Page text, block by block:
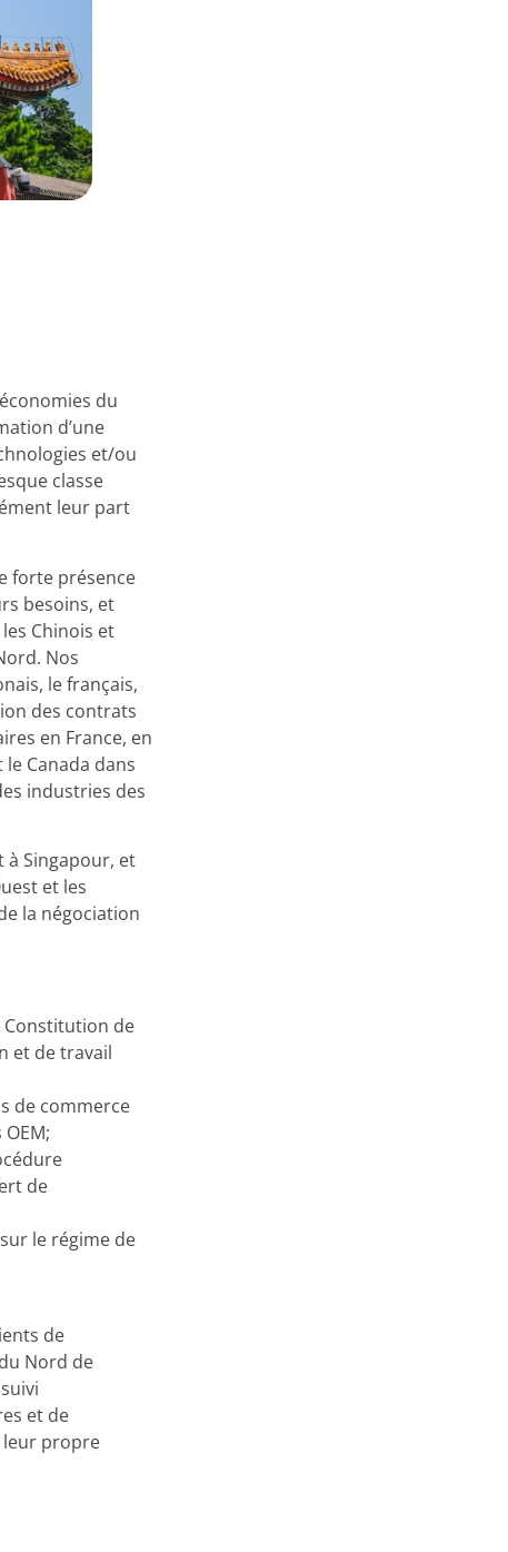
du
d’une
et/ou
classe
leur part
forte présence
besoins, et
Chinois et
Nos
le français,
des contrats
en France, en
Canada dans
industries des
à Singapour, et
et les
la négociation
Constitution de
et de travail
de commerce
de
le régime de
de
Nord de
et de
leur propre